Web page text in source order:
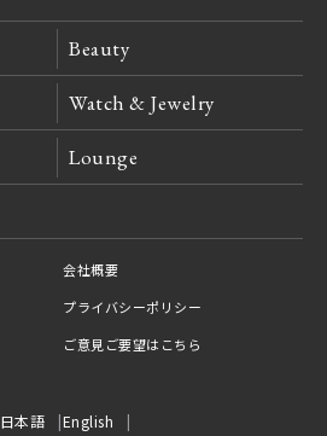
Beauty
Watch & Jewelry
Lounge
会社概要
プライバシーポリシー
ご意見ご要望はこちら
日本語 English